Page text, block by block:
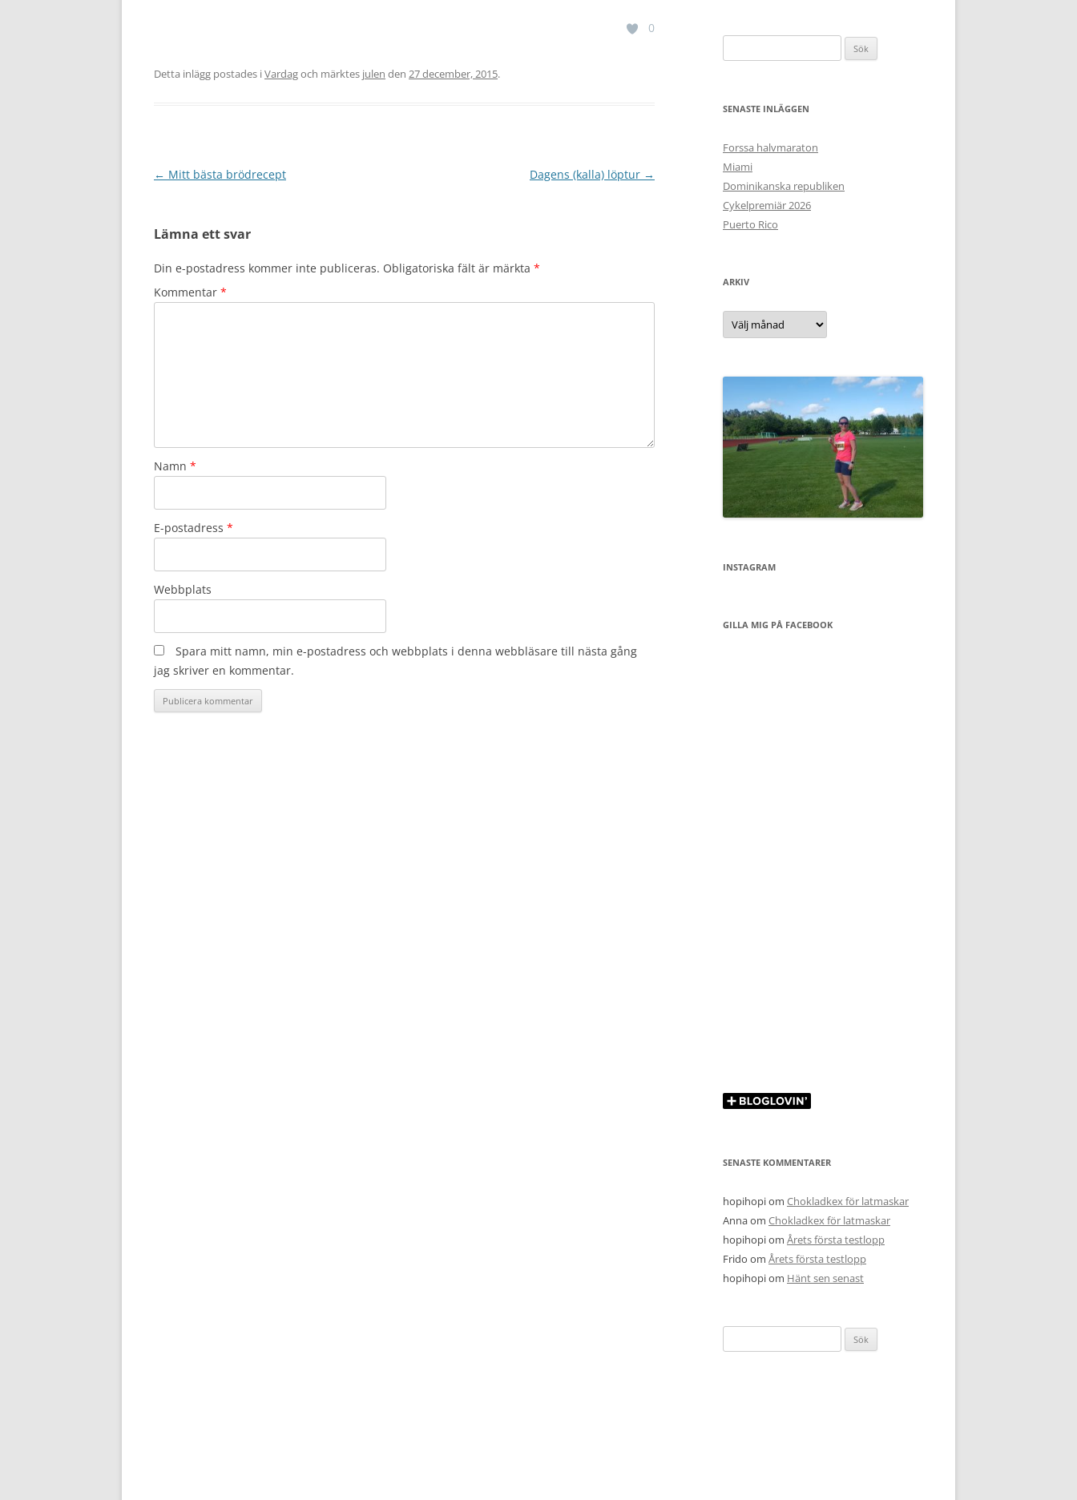
0
Detta inlägg postades iVardagoch märktes julen den 27 december, 2015.
Inläggsnavigering
← Mitt bästa brödrecept Dagens (kalla) löptur →
Lämna ett svar
Din e-postadress kommer inte publiceras. Obligatoriska fält är märkta *
Kommentar *
Namn *
E-postadress *
Webbplats
Spara mitt namn, min e-postadress och webbplats i denna webbläsare till nästa gång
jag skriver en kommentar.
efter:
SENASTE INLÄGGEN
Forssa halvmaraton
Miami
Dominikanska republiken
Cykelpremiär 2026
Puerto Rico
ARKIV
Arkiv
INSTAGRAM
GILLA MIG PÅ FACEBOOK
SENASTE KOMMENTARER
hopihopiom Chokladkex för latmaskar
Annaom Chokladkex för latmaskar
hopihopiom Årets första testlopp
Frido om Årets första testlopp
hopihopiom Hänt sen senast
efter: